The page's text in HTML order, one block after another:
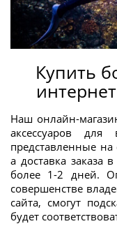
Купить
Наш онлайн-
аксессуаров
представленные на
а доставка заказа
более 1-2 дней.
совершенстве
сайта, смогут
будет